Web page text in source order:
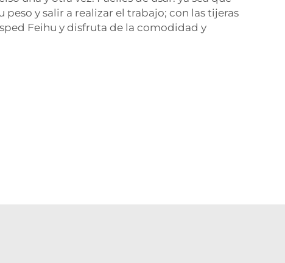
y salir a realizar el trabajo; con las tijeras
Feihu y disfruta de la comodidad y